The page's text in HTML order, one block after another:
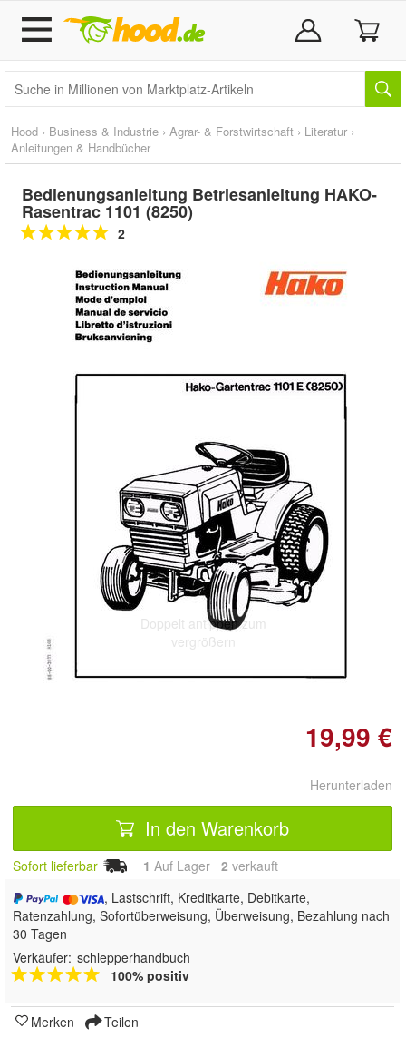
Hood › Business & Industrie › Agrar- & Forstwirtschaft › Literatur ›
Anleitungen & Handbücher
Bedienungsanleitung Betriesanleitung HAKO-
Rasentrac 1101 (8250)
2
Doppelt antippen zum
vergrößern
19,99 €
Herunterladen
In den Warenkorb
Sofort lieferbar 1 Auf Lager 2 verkauft
, Lastschrift, Kreditkarte, Debitkarte,
Ratenzahlung, Sofortüberweisung, Überweisung, Bezahlung nach
30 Tagen
Verkäufer: schlepperhandbuch
100% positiv
Merken Teilen